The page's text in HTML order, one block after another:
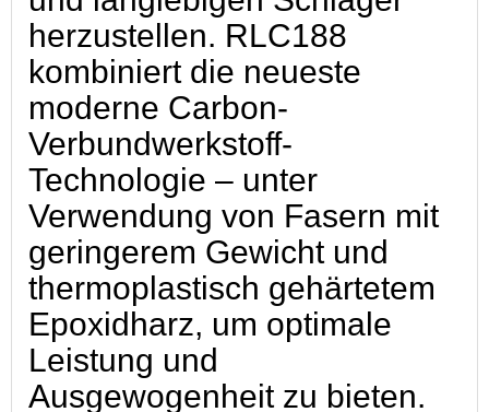
herzustellen. RLC188
kombiniert die neueste
moderne Carbon-
Verbundwerkstoff-
Technologie – unter
Verwendung von Fasern mit
geringerem Gewicht und
thermoplastisch gehärtetem
Epoxidharz, um optimale
Leistung und
Ausgewogenheit zu bieten.